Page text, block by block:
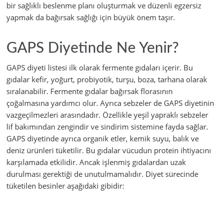
bir sağlıklı beslenme planı oluşturmak ve düzenli egzersiz
yapmak da bağırsak sağlığı için büyük önem taşır.
GAPS Diyetinde Ne Yenir?
GAPS diyeti listesi ilk olarak fermente gıdaları içerir. Bu
gıdalar kefir, yoğurt, probiyotik, turşu, boza, tarhana olarak
sıralanabilir. Fermente gıdalar bağırsak florasının
çoğalmasına yardımcı olur. Ayrıca sebzeler de GAPS diyetinin
vazgeçilmezleri arasındadır. Özellikle yeşil yapraklı sebzeler
lif bakımından zengindir ve sindirim sistemine fayda sağlar.
GAPS diyetinde ayrıca organik etler, kemik suyu, balık ve
deniz ürünleri tüketilir. Bu gıdalar vücudun protein ihtiyacını
karşılamada etkilidir. Ancak işlenmiş gıdalardan uzak
durulması gerektiği de unutulmamalıdır. Diyet sürecinde
tüketilen besinler aşağıdaki gibidir: